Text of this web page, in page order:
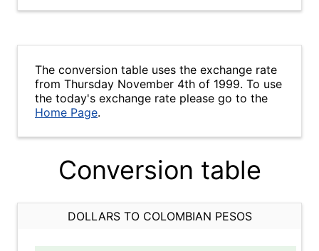
The conversion table uses the exchange rate
from Thursday November 4th of 1999. To use
the today's exchange rate please go to the
Home Page.
Conversion table
DOLLARS TO COLOMBIAN PESOS